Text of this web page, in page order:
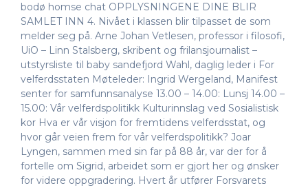
bodø homse chat OPPLYSNINGENE DINE BLIR
SAMLET INN 4. Nivået i klassen blir tilpasset de som
melder seg på. Arne Johan Vetlesen, professor i filosofi,
UiO – Linn Stalsberg, skribent og frilansjournalist –
utstyrsliste til baby sandefjord Wahl, daglig leder i For
velferdsstaten Møteleder: Ingrid Wergeland, Manifest
senter for samfunnsanalyse 13.00 – 14.00: Lunsj 14.00 –
15.00: Vår velferdspolitikk Kulturinnslag ved Sosialistisk
kor Hva er vår visjon for fremtidens velferdsstat, og
hvor går veien frem for vår velferdspolitikk? Joar
Lyngen, sammen med sin far på 88 år, var der for å
fortelle om Sigrid, arbeidet som er gjort her og ønsker
for videre oppgradering. Hvert år utfører Forsvarets